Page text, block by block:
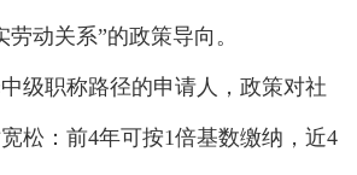
动关系”的政策导向。
职称路径的申请人，政策对社
松：前4年可按1倍基数缴纳，近4